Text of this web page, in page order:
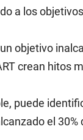
a los
objetivo
crean hitos
puede
el